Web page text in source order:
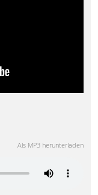
Als MP3 herunterladen